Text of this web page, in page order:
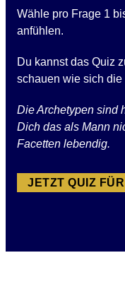
Wähle pro Frage 1
anfühlen.
Du kannst das Quiz
schauen wie sich
Die Archetypen sind
Dich das als Mann
Facetten lebendig.
JETZT QUIZ